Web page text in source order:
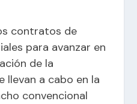
contratos de
para avanzar en
de la
llevan a cabo en la
convencional